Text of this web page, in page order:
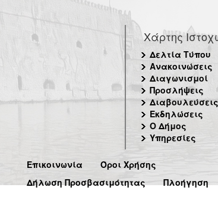
Χάρτης
Δελτία Τύπου
Ανακοινώσεις
Διαγωνισμοί
Προσλήψεις
Διαβουλεύσεις
Εκδηλώσεις
Ο Δήμος
Υπηρεσίες
Επικοινωνία
Όροι Χρήσης
Δήλωση Προσβασιμότητας
Πλοήγηση